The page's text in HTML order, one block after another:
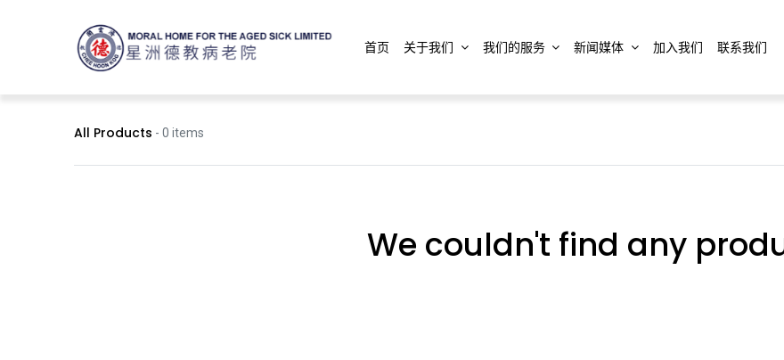
首页 关于我们 我们的服务 新闻媒体 加入我们 联系我们
All Products - 0 items
We couldn't find any